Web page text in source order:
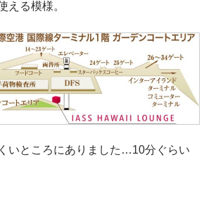
える模様。
いところにありました…10分ぐらい